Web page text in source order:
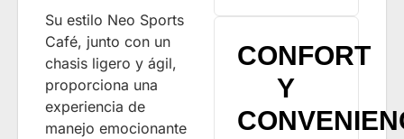
Su estilo Neo Sports
Café, junto con un
chasis ligero y ágil,
proporciona una
experiencia de
manejo emocionante
CONFORT
Y